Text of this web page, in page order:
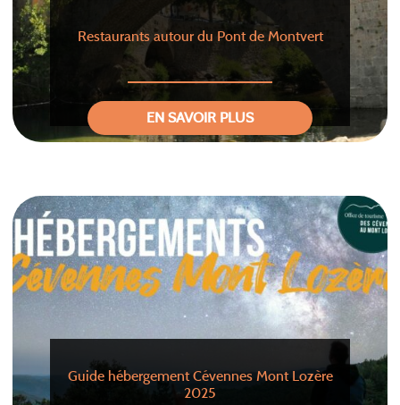
Restaurants autour du Pont de Montvert
EN SAVOIR PLUS
Guide hébergement Cévennes Mont Lozère
2025